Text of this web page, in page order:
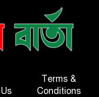
Terms &
Conditions